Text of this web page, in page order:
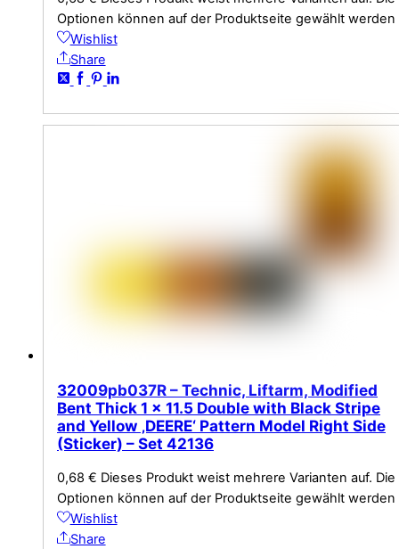
Optionen können auf der Produktseite gewählt werden
Wishlist
Share
32009pb037R – Technic, Liftarm, Modified
Bent Thick 1 x 11.5 Double with Black Stripe
and Yellow ‚DEERE‘ Pattern Model Right Side
(Sticker) – Set 42136
0,68 € Dieses Produkt weist mehrere Varianten auf. Die
Optionen können auf der Produktseite gewählt werden
Wishlist
Share